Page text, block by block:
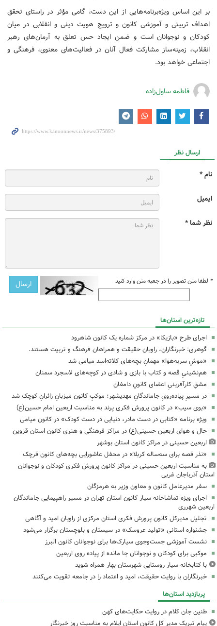
بر این اساس ویژه‌برنامه‌هایی از این دست، گامی مؤثر در راستای تحقق
اهداف تربیتی و آموزشی کانون و ترویج هویت دینی و انقلابی در میان
کودکان و نوجوانان است و ضمن ایجاد حس تعلق به آرمان‌های رهبر
انقلاب، زمینه‌ساز مشارکت فعال آنان در فعالیت‌های معنوی، فرهنگی و
اجتماعی خواهد بود.
فاطمه ساول‌زاده
ارسال نظر
نام *
ایمیل
نظر شما *
* لطفا متن تصویر را در جعبه متن وارد کنید
تازه‌ترین استان‌ها
اجرای طرح «بازیکا» در مرکز شماره یک کانون شاهرود
گوهری: خبرنگاران، راویان حقیقت و همراهان فرهنگ و تربیت هستند.
«موشِ سربه‌هوا» مهمانِ بچه‌های کلاته‌اسد میامی شد
هم‌نشینیِ قصه و کتاب با بازی و شادی در کوچه‌های لاسجرد سمنان
مشقِ کارآفرینیِ اعضای کانونِ دامغان
در مسیرِ پیاده‌رویِ جاماندگانِ مهدیشهر؛ موکبِ کانون میزبانِ زائرانِ کوچک شد
«بوی سیب» در کانون پرورش فکری پرند به مناسبت اربعین امام حسین(ع)
ویژه برنامه «کتابی در دست مادر، دنیایی در دست کودک» در کانون میامی
حال و هوای اربعین حسینی(ع) در مراکز فرهنگی و هنری کانون استان قزوین
اربعین حسینی در مراکز کانون استان بوشهر
«نذر قصه برای سه‌ساله کربلا» در محفل عاشورایی بچه‌های کانون قرچک
به مناسبت اربعین حسینی در مراکز کانون پرورش فکری کودکان و نوجوانان
استان آذرباجان غربی
سفر مدیرعامل کانون و معاون وزیر به هرمزگان
اجرای ویژه تماشاخانه سیار کانون استان تهران در مسیر راهپیمایی جاماندگان
اربعین شهرری
تجلیل مدیرکل کانون پرورش فکری استان مرکزی از راویان امید و آگاهی
جشنواره استانی «تولید عروسک» در سیستان و بلوچستان برگزار می‌شود
نشست آموزشی جست‌وجوی سیارک‌ها برای نوجوانان کانون البرز
موکبی برای کودکان و نوجوانان جا مانده از پیاده روی اربعین
با کتابخانه سیار روستایی شهرستان بهار همراه شوید
خبرنگاران با روایت حقیقت، امید و اعتماد را در جامعه تقویت می‌کنند
پربازدید استان‌ها
طنین جان کلام در روایت حکایت‌های کهن
پیام تبریک مدیر کل کانون استان ایلام به مناسبت روز خبرنگار